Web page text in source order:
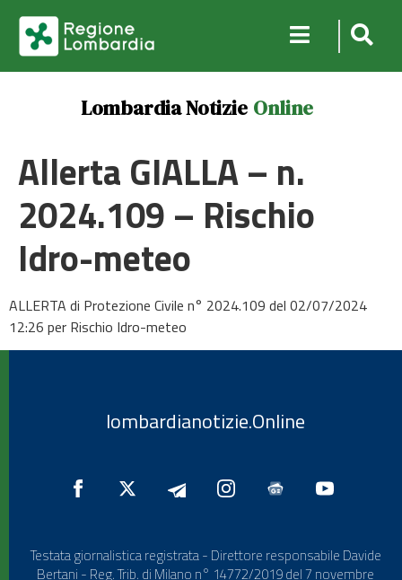
Lombardia Notizie Online
Allerta GIALLA – n.
2024.109 – Rischio
Idro-meteo
ALLERTA di Protezione Civile n° 2024.109 del 02/07/2024
12:26 per Rischio Idro-meteo
lombardianotizie.Online
Testata giornalistica registrata - Direttore responsabile Davide
Bertani - Reg. Trib. di Milano n° 14772/2019 del 7 novembre